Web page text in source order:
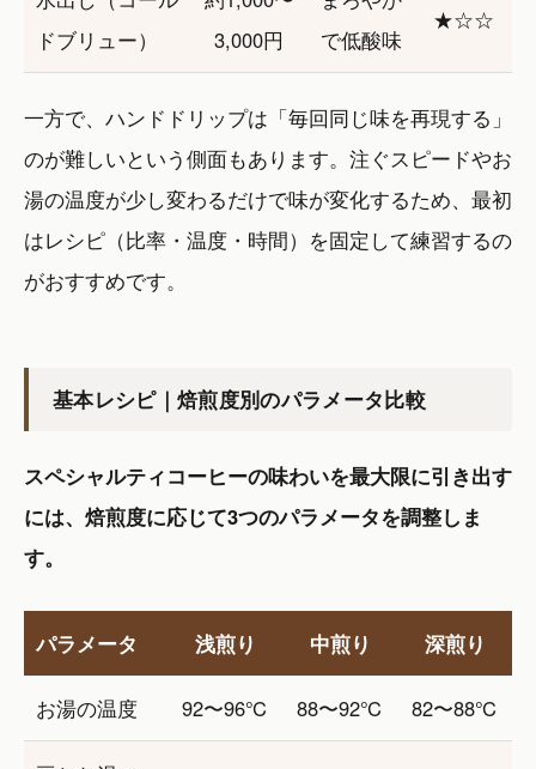
ドブリュー）
3,000円
で低酸味
★☆☆
一方で、ハンドドリップは「毎回同じ味を再現する」
のが難しいという側面もあります。注ぐスピードやお
湯の温度が少し変わるだけで味が変化するため、最初
はレシピ（比率・温度・時間）を固定して練習するの
がおすすめです。
基本レシピ｜焙煎度別のパラメータ比較
スペシャルティコーヒーの味わいを最大限に引き出す
には、焙煎度に応じて3つのパラメータを調整しま
す。
パラメータ 浅煎り 中煎り 深煎り
お湯の温度 92〜96℃ 88〜92℃ 82〜88℃